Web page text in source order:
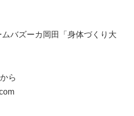
バズーカ岡田「身体づくり大
ら